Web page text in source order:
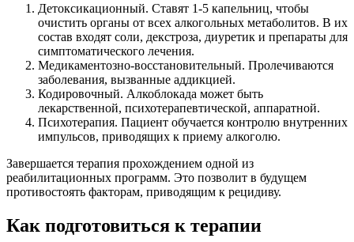
Детоксикационный. Ставят 1-5 капельниц, чтобы
очистить органы от всех алкогольных метаболитов. В их
состав входят соли, декстроза, диуретик и препараты для
симптоматического лечения.
Медикаментозно-восстановительный. Пролечиваются
заболевания, вызванные аддикцией.
Кодировочный. Алкоблокада может быть
лекарственной, психотерапевтической, аппаратной.
Психотерапия. Пациент обучается контролю внутренних
импульсов, приводящих к приему алкоголю.
Завершается терапия прохождением одной из
реабилитационных программ. Это позволит в будущем
противостоять факторам, приводящим к рецидиву.
Как подготовиться к терапии